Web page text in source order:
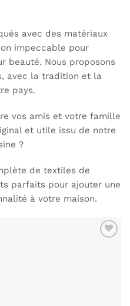
avec des matériaux
impeccable pour
beauté. Nous proposons
avec la tradition et la
pays.
vos amis et votre famille
et utile issu de notre
?
de textiles de
parfaits pour ajouter une
à votre maison.